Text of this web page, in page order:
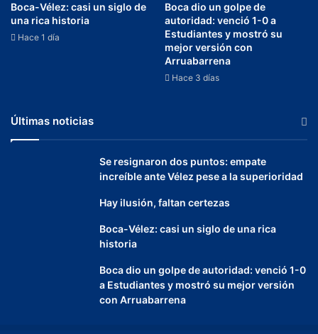
Boca-Vélez: casi un siglo de
una rica historia
Hace 1 día
Boca dio un golpe de
autoridad: venció 1-0 a
Estudiantes y mostró su
mejor versión con
Arruabarrena
Hace 3 días
Últimas noticias
Se resignaron dos puntos: empate
increíble ante Vélez pese a la superioridad
Hay ilusión, faltan certezas
Boca-Vélez: casi un siglo de una rica
historia
Boca dio un golpe de autoridad: venció 1-0
a Estudiantes y mostró su mejor versión
con Arruabarrena